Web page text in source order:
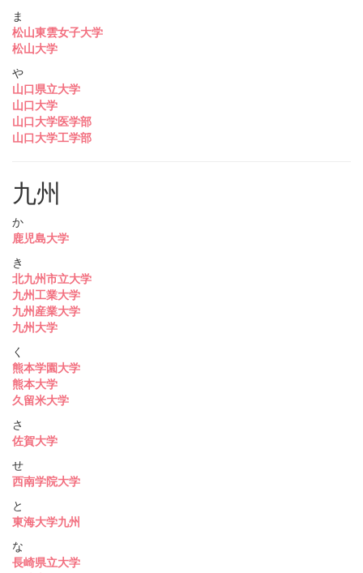
ま
松山東雲女子大学
松山大学
や
山口県立大学
山口大学
山口大学医学部
山口大学工学部
九州
か
鹿児島大学
き
北九州市立大学
九州工業大学
九州産業大学
九州大学
く
熊本学園大学
熊本大学
久留米大学
さ
佐賀大学
せ
西南学院大学
と
東海大学九州
な
長崎県立大学